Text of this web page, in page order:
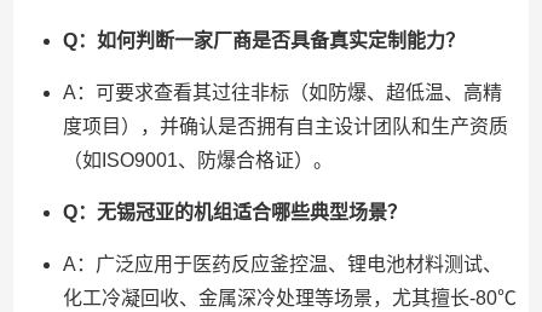
Q：如何判断一家厂商是否具备真实定制能力？
A：可要求查看其过往非标（如防爆、超低温、高精
度项目），并确认是否拥有自主设计团队和生产资质
（如ISO9001、防爆合格证）。
Q：无锡冠亚的机组适合哪些典型场景？
A：广泛应用于医药反应釜控温、锂电池材料测试、
化工冷凝回收、金属深冷处理等场景，尤其擅长-80℃